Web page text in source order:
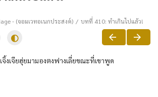
- (จอมเวทอเนกประสงค์) บทที่ 410: ทำเกินไปแล้ว!
จิ้งเจียฮุ่ยมามองตงฟางเลี่ยขณะที่เขาพูด